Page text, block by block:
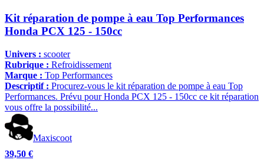
Kit réparation de pompe à eau Top Performances
Honda PCX 125 - 150cc
Univers : scooter
Rubrique : Refroidissement
Marque : Top Performances
Descriptif : Procurez-vous le kit réparation de pompe à eau Top
Performances. Prévu pour Honda PCX 125 - 150cc ce kit réparation
vous offre la possibilité...
Maxiscoot
39,50 €